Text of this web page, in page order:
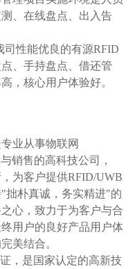
、在线盘点、出入告
性能优良的有源RFID
、手持盘点、借还管
，核心用户体验好。
业从事物联网
销售的高科技公司，
为客户提供RFID/UWB
拙朴真诚，务实精进"的
心，致力于为客户与合
用户的良好产品用户体
美结合。
，是国家认定的高新技